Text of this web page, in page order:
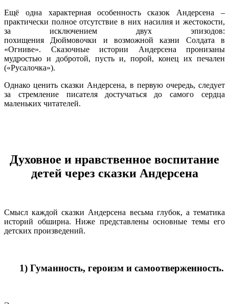
Ещё одна характерная особенность сказок Андерсена –
практически полное отсутствие в них насилия и жестокости,
за исключением двух эпизодов:
похищения Дюймовочки и возможной казни Солдата в
«Огниве». Сказочные истории Андерсена пронизаны
мудростью и добротой, пусть и, порой, конец их печален
(«Русалочка»).
Однако ценить сказки Андерсена, в первую очередь, следует
за стремление писателя достучаться до самого сердца
маленьких читателей.
Духовное и нравственное воспитание
детей через сказки Андерсена
Смысл каждой сказки Андерсена весьма глубок, а тематика
историй обширна. Ниже представлены основные темы его
детских произведений.
1) Гуманность, героизм и самоотверженность.